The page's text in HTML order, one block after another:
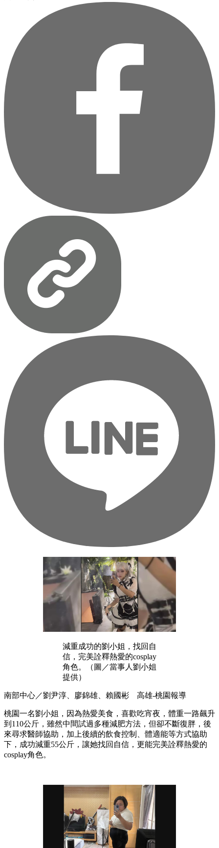
減重成功的劉小姐，找回自
信，完美詮釋熱愛的cosplay
角色。（圖／當事人劉小姐
提供）
南部中心／劉尹淳、廖錦雄、賴國彬 高雄-桃園報導
桃園一名劉小姐，因為熱愛美食，喜歡吃宵夜，體重一路飆升
到110公斤，雖然中間試過多種減肥方法，但卻不斷復胖，後
來尋求醫師協助，加上後續的飲食控制、體適能等方式協助
下，成功減重55公斤，讓她找回自信，更能完美詮釋熱愛的
cosplay角色。